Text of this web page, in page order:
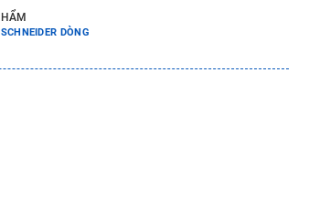
DÒNG